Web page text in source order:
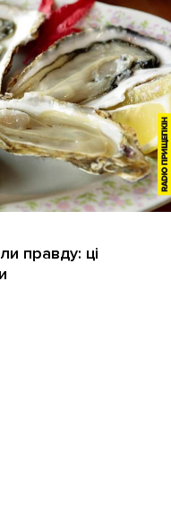
правду: ці